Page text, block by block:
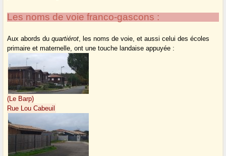
Les noms de voie franco-gascons :
Aux abords duquartiérot, les noms de voie, et aussi celui des écoles
primaire et maternelle, ont une touche landaise appuyée :
(Le Barp)
Rue Lou Cabeuil